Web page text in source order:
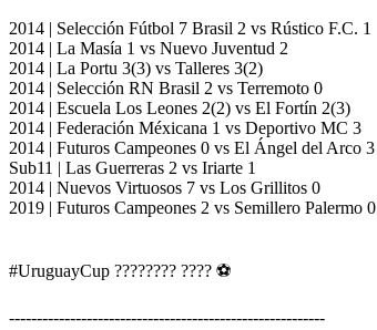
2014 | Selección Fútbol 7 Brasil 2 vs Rústico F.C. 1
2014 | La Masía 1 vs Nuevo Juventud 2
2014 | La Portu 3(3) vs Talleres 3(2)
2014 | Selección RN Brasil 2 vs Terremoto 0
2014 | Escuela Los Leones 2(2) vs El Fortín 2(3)
2014 | Federación Méxicana 1 vs Deportivo MC 3
2014 | Futuros Campeones 0 vs El Ángel del Arco 3
Sub11 | Las Guerreras 2 vs Iriarte 1
2014 | Nuevos Virtuosos 7 vs Los Grillitos 0
2019 | Futuros Campeones 2 vs Semillero Palermo 0
#UruguayCup ???????? ???? ⚽️
---------------------------------------------------------